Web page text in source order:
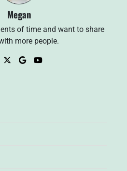
Megan
of time and want to share
more people.